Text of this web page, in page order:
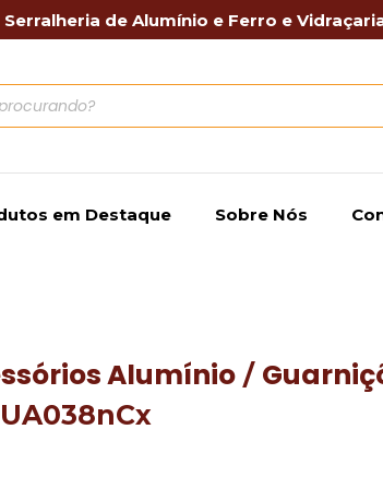
de Alumínio e Ferro e
em Destaque Sobre Nós
Alumínio /